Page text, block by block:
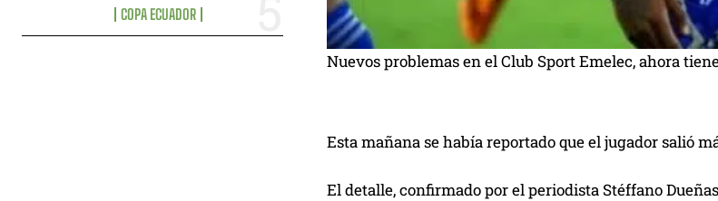
COPA ECUADOR
Nuevos problemas en el Club Sport Emelec, ahora
Esta mañana se había reportado que el jugador salió
El detalle, confirmado por el periodista Stéffano